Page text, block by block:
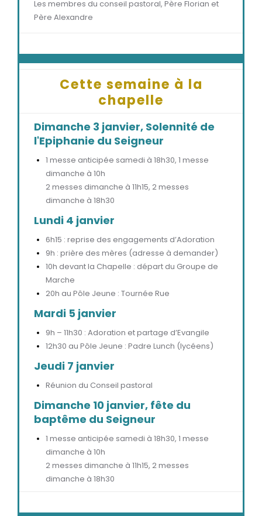
Les membres du conseil pastoral, Père Florian et
Père Alexandre
Cette semaine à la
chapelle
Dimanche 3 janvier, Solennité de
l'Epiphanie du Seigneur
1 messe anticipée samedi à 18h30, 1 messe
dimanche à 10h
2 messes dimanche à 11h15, 2 messes
dimanche à 18h30
Lundi 4 janvier
6h15 : reprise des engagements d’Adoration
9h : prière des mères (adresse à demander)
10h devant la Chapelle : départ du Groupe de
Marche
20h au Pôle Jeune : Tournée Rue
Mardi 5 janvier
9h – 11h30 : Adoration et partage d’Evangile
12h30 au Pôle Jeune : Padre Lunch (lycéens)
Jeudi 7 janvier
Réunion du Conseil pastoral
Dimanche 10 janvier, fête du
baptême du Seigneur
1 messe anticipée samedi à 18h30, 1 messe
dimanche à 10h
2 messes dimanche à 11h15, 2 messes
dimanche à 18h30